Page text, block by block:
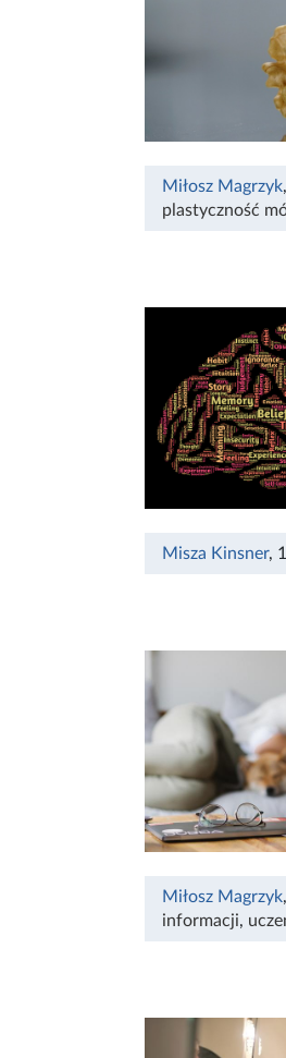
Miłosz Magrzyk
plastyczność
Misza Kinsner,
Miłosz Magrzyk
informacji,